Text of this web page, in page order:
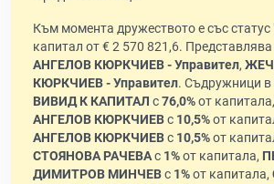
Към момента дружеството е със статус
капитал от € 2 570 821,6. Представлява
АНГЕЛОВ КЮРКЧИЕВ - Управител,
КЮРКЧИЕВ - Управител. Съдружници
ВИВИД К КАПИТАЛ с76,0%от капитала,
АНГЕЛОВ КЮРКЧИЕВс 10,5%от
АНГЕЛОВ КЮРКЧИЕВс 10,5%от
СТОЯНОВА РАЧЕВАс 1%от капитала,
ДИМИТРОВ МИНЧЕВс 1%от капитала,